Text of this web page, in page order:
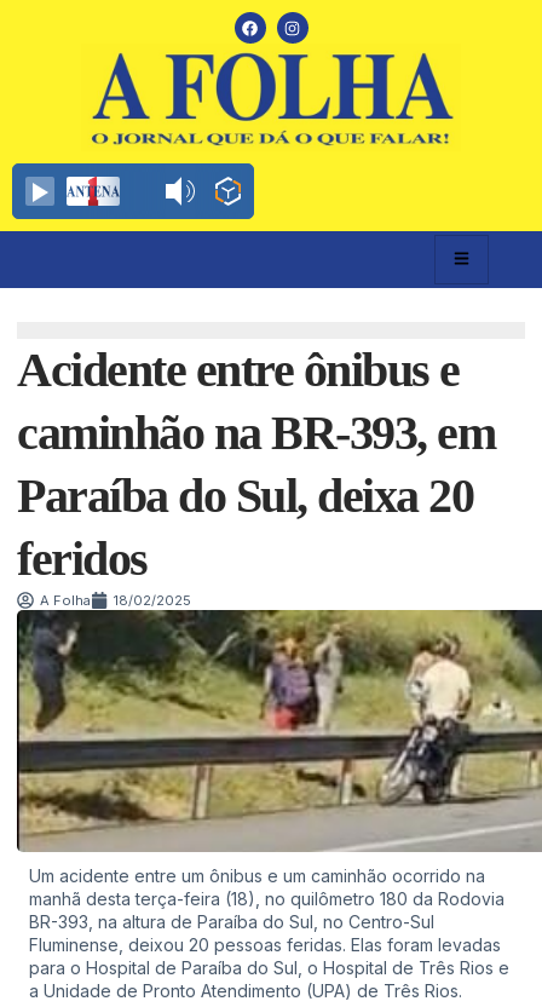
Acidente entre ônibus e
caminhão na BR-393, em
Paraíba do Sul, deixa 20
feridos
A Folha 18/02/2025
Um acidente entre um ônibus e um caminhão ocorrido na
manhã desta terça-feira (18), no quilômetro 180 da Rodovia
BR-393, na altura de Paraíba do Sul, no Centro-Sul
Fluminense, deixou 20 pessoas feridas. Elas foram levadas
para o Hospital de Paraíba do Sul, o Hospital de Três Rios e
a Unidade de Pronto Atendimento (UPA) de Três Rios.